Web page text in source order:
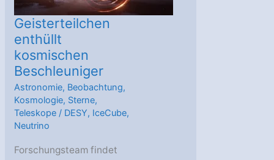
Geisterteilchen
enthüllt
kosmischen
Beschleuniger
Astronomie, Beobachtung,
Kosmologie, Sterne,
Teleskope / DESY, IceCube,
Neutrino
Forschungsteam findet